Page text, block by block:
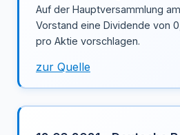
Auf der Hauptversammlung
Vorstand eine Dividende von
pro Aktie vorschlagen.
zur Quelle